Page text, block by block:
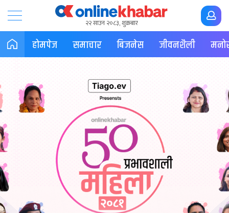
२२ साउन २०८३, शुक्रबार
होमपेज समाचार बिजनेस जीवनशैली